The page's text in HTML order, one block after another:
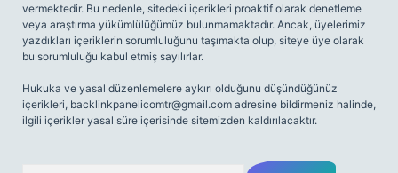
vermektedir. Bu nedenle, sitedeki içerikleri proaktif olarak denetleme
veya araştırma yükümlülüğümüz bulunmamaktadır. Ancak, üyelerimiz
yazdıkları içeriklerin sorumluluğunu taşımakta olup, siteye üye olarak
bu sorumluluğu kabul etmiş sayılırlar.
Hukuka ve yasal düzenlemelere aykırı olduğunu düşündüğünüz
içerikleri, backlinkpanelicomtr@gmail.com adresine bildirmeniz halinde,
ilgili içerikler yasal süre içerisinde sitemizden kaldırılacaktır.